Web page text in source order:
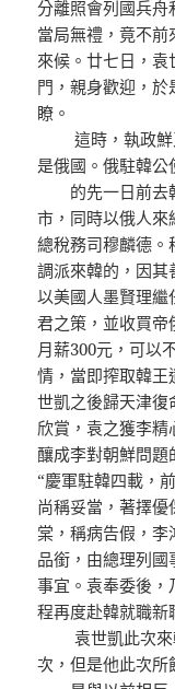
分離照會列國兵
當局無禮，竟不
來候。廿七日，
門，親身歡迎，
瞭。
這時，執政鮮
是俄國。俄駐韓
的先一日前去
市，同時以俄人
總稅務司穆麟德。
調派來韓的，因
以美國人墨賢理
君之策，並收買帝
月薪300元，可以
情，當即搾取韓王
世凱之後歸天津復
欣賞，袁之獲李
釀成李對朝鮮問題
“慶軍駐韓四載，
尚稱妥當，著擇優
棠，稱病告假，
品銜，由總理列
事宜。袁奉委後，
程再度赴韓就職新
袁世凱此次來
次，但是他此次所